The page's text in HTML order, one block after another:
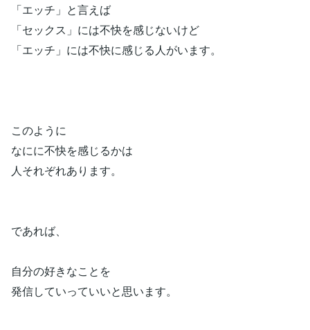
「エッチ」と言えば
「セックス」には不快を感じないけど
「エッチ」には不快に感じる人がいます。
このように
なにに不快を感じるかは
人それぞれあります。
であれば、
自分の好きなことを
発信していっていいと思います。